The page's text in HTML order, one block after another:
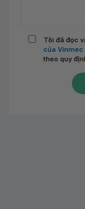
Tôi đã đọc
của Vinmec
theo quy